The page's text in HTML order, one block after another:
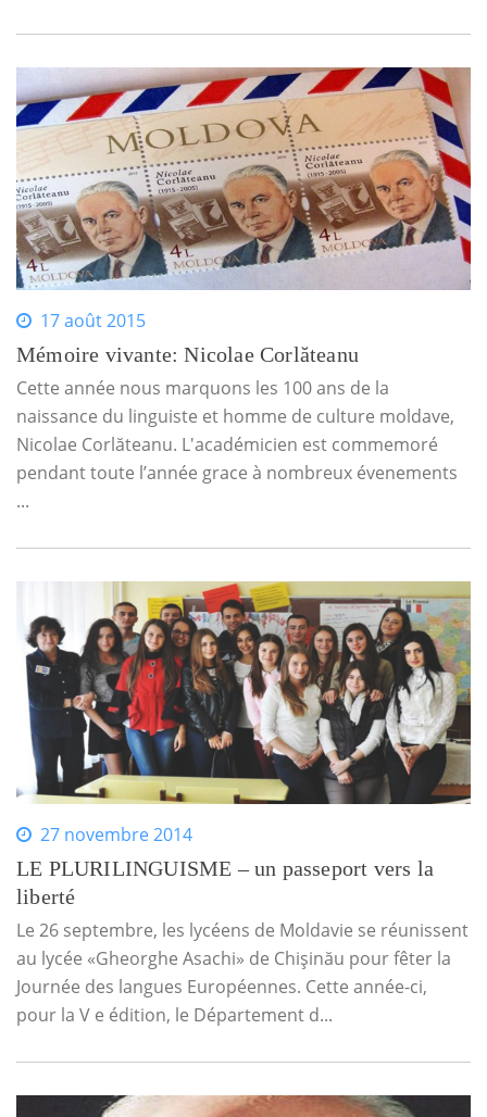
17 août 2015
Mémoire vivante: Nicolae Corlăteanu
Cette année nous marquons les 100 ans de la
naissance du linguiste et homme de culture moldave,
Nicolae Corlăteanu. L'académicien est commemoré
pendant toute l’année grace à nombreux évenements
...
27 novembre 2014
LE PLURILINGUISME – un passeport vers la
liberté
Le 26 septembre, les lycéens de Moldavie se réunissent
au lycée «Gheorghe Asachi» de Chişinău pour fêter la
Journée des langues Européennes. Cette année-ci,
pour la V e édition, le Département d...